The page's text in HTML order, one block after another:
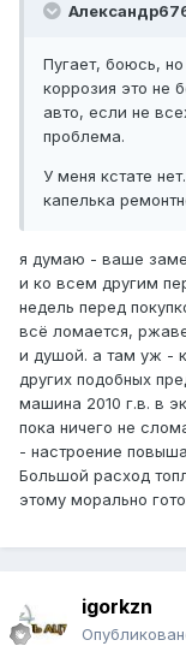
Пугает, боюсь,
коррозия это не
авто, если не
проблема.
У меня кстате
капелька
я думаю - ваше
и ко всем другим
недель перед
всё ломается,
и душой. а там уж -
других подобных
машина 2010 г.в. в
пока ничего не
- настроение
Большой расход
этому морально
igorkzn